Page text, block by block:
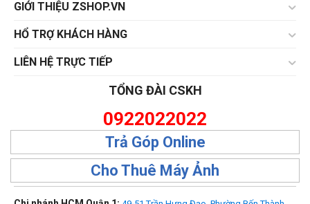
GIỚI THIỆU ZSHOP.VN
HỔ TRỢ KHÁCH HÀNG
LIÊN HỆ TRỰC TIẾP
TỔNG ĐÀI CSKH
0922022022
Trả Góp Online
Cho Thuê Máy Ảnh